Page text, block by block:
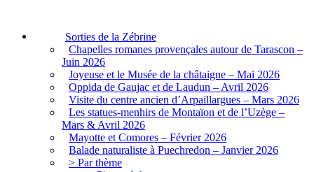
Sorties de la Zébrine
Chapelles romanes provençales autour de Tarascon –
Juin 2026
Joyeuse et le Musée de la châtaigne – Mai 2026
Oppida de Gaujac et de Laudun – Avril 2026
Visite du centre ancien d’Arpaillargues – Mars 2026
Les statues-menhirs de Montaïon et de l’Uzège –
Mars & Avril 2026
Mayotte et Comores – Février 2026
Balade naturaliste à Puechredon – Janvier 2026
> Par thème